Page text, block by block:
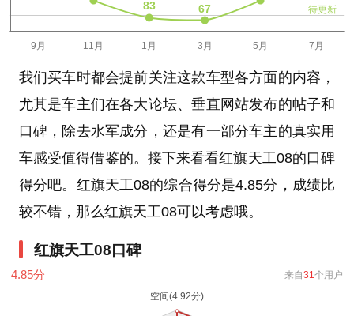
待更新
我们买车时都会提前关注这款车型各方面的内容，
尤其是车主们在各大论坛、垂直网站发布的帖子和
口碑，除去水军成分，还是有一部分车主的真实用
车感受值得借鉴的。接下来看看红旗天工08的口碑
得分吧。红旗天工08的综合得分是4.85分，成绩比
较不错，那么红旗天工08可以考虑哦。
红旗天工08口碑
4.85分 来自31个用户